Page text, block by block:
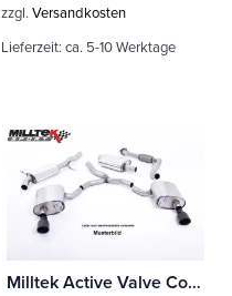
zzgl. Versandkosten
Lieferzeit: ca. 5-10 Werktage
Milltek Active Valve Control Ford Fiesta Mk8 ST 1.5 EcoBoost 200PS (Bis Baujahr Sept 2020 Modelle)